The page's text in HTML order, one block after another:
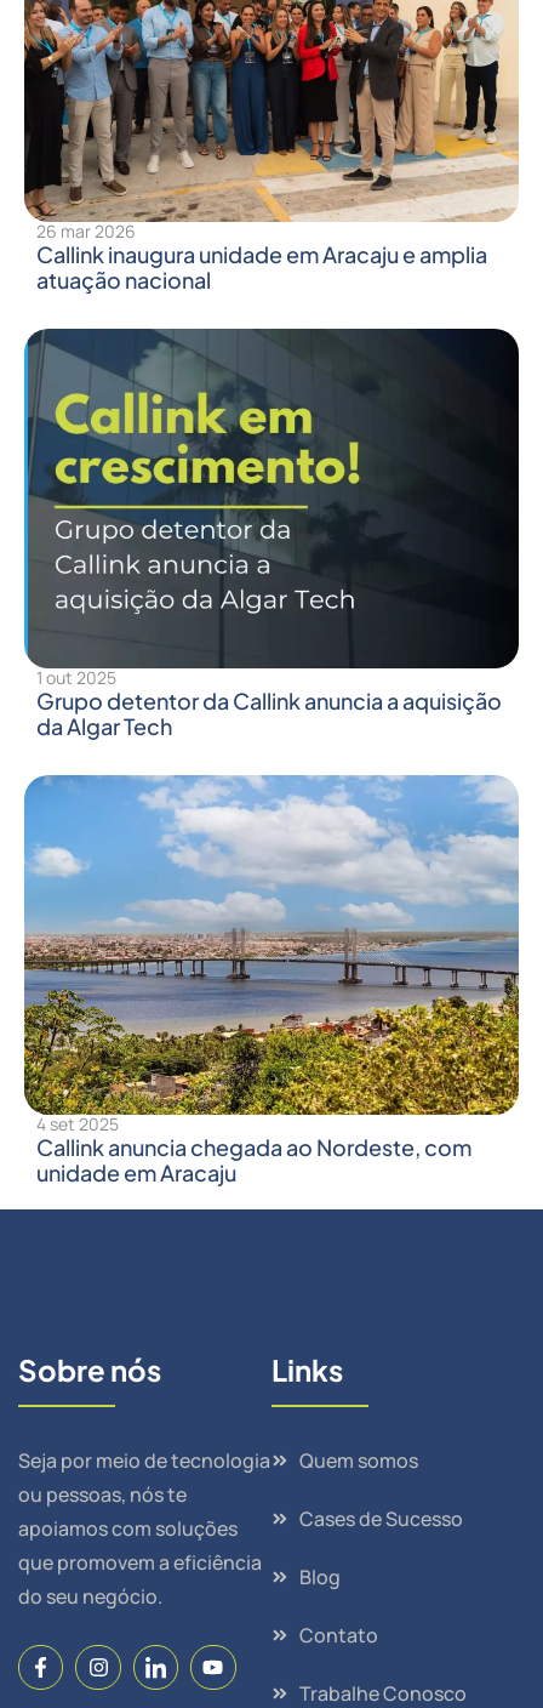
26 mar 2026
Callink inaugura unidade em Aracaju e amplia
atuação nacional
1 out 2025
Grupo detentor da Callink anuncia a aquisição
da Algar Tech
4 set 2025
Callink anuncia chegada ao Nordeste, com
unidade em Aracaju
Sobre nós
Seja por meio de tecnologia
ou pessoas, nós te
apoiamos com soluções
que promovem a eficiência
do seu negócio.
Links
Quem somos
Cases de Sucesso
Blog
Contato
Trabalhe Conosco